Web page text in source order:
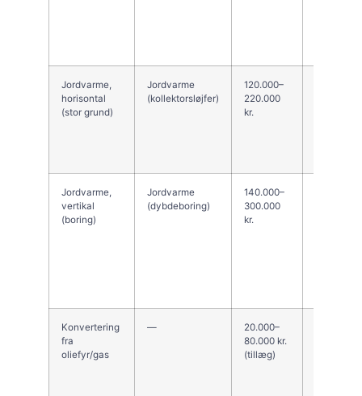
Jordvarme,
horisontal
(stor grund)
Jordvarme
(kollektorsløjfer)
120.000–
220.000
kr.
Jordvarme,
vertikal
(boring)
Jordvarme
(dybdeboring)
140.000–
300.000
kr.
Konvertering
fra
oliefyr/gas
—
20.000–
80.000 kr.
(tillæg)